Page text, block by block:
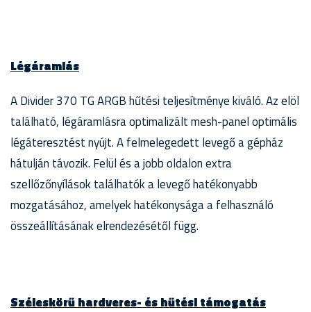
Légáramlás
A Divider 370 TG ARGB hűtési teljesítménye kiváló. Az elöl
található, légáramlásra optimalizált mesh-panel optimális
légáteresztést nyújt. A felmelegedett levegő a gépház
hátulján távozik. Felül és a jobb oldalon extra
szellőzőnyílások találhatók a levegő hatékonyabb
mozgatásához, amelyek hatékonysága a felhasználó
összeállításának elrendezésétől függ.
Széleskörű hardveres- és hűtési támogatás